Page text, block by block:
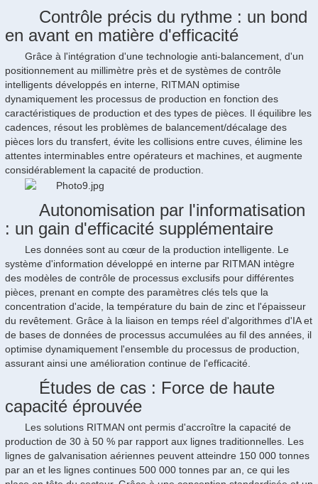
Contrôle précis du rythme : un bond
en avant en matière d'efficacité
Grâce à l'intégration d'une technologie anti-balancement, d'un
positionnement au millimètre près et de systèmes de contrôle
intelligents développés en interne, RITMAN optimise
dynamiquement les processus de production en fonction des
caractéristiques de production et des types de pièces. Il équilibre les
cadences, résout les problèmes de balancement/décalage des
pièces lors du transfert, évite les collisions entre cuves, élimine les
attentes interminables entre opérateurs et machines, et augmente
considérablement la capacité de production.
Autonomisation par l'informatisation
: un gain d'efficacité supplémentaire
Les données sont au cœur de la production intelligente. Le
système d'information développé en interne par RITMAN intègre
des modèles de contrôle de processus exclusifs pour différentes
pièces, prenant en compte des paramètres clés tels que la
concentration d'acide, la température du bain de zinc et l'épaisseur
du revêtement. Grâce à la liaison en temps réel d'algorithmes d'IA et
de bases de données de processus accumulées au fil des années, il
optimise dynamiquement l'ensemble du processus de production,
assurant ainsi une amélioration continue de l'efficacité.
Études de cas : Force de haute
capacité éprouvée
Les solutions RITMAN ont permis d'accroître la capacité de
production de 30 à 50 % par rapport aux lignes traditionnelles. Les
lignes de galvanisation aériennes peuvent atteindre 150 000 tonnes
par an et les lignes continues 500 000 tonnes par an, ce qui les